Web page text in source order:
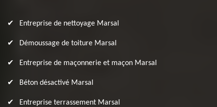
Entreprise de nettoyage Marsal
Démoussage de toiture Marsal
Entreprise de maçonnerie et maçon Marsal
Béton désactivé Marsal
Entreprise terrassement Marsal